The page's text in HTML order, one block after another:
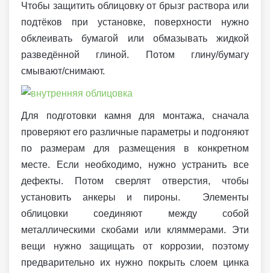
Чтобы защитить облицовку от брызг раствора или
подтёков при установке, поверхности нужно
обклеивать бумагой или обмазывать жидкой
разведённой глиной. Потом глину/бумагу
смывают/снимают.
Для подготовки камня для монтажа, сначала
проверяют его различные параметры и подгоняют
по размерам для размещения в конкретном
месте. Если необходимо, нужно устранить все
дефекты. Потом сверлят отверстия, чтобы
установить анкеры и пироны. Элементы
облицовки соединяют между собой
металлическими скобами или кляммерами. Эти
вещи нужно защищать от коррозии, поэтому
предварительно их нужно покрыть слоем цинка